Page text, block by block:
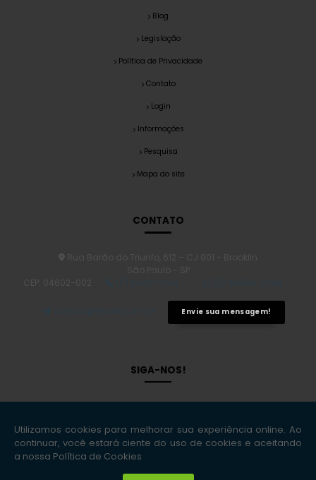
Blog
Legislação
Política de Privacidade
Contato
Login
Informações
Pesquisa
Mapa do site
CONTATO
Envie sua mensagem!
SIGA-NOS!
Copyright © EHS Soluções Inteligentes. (Lei 9610 de 19/02/1998)